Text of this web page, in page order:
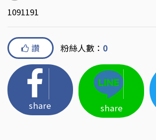
1091191
讚 粉絲人數： 0
share share